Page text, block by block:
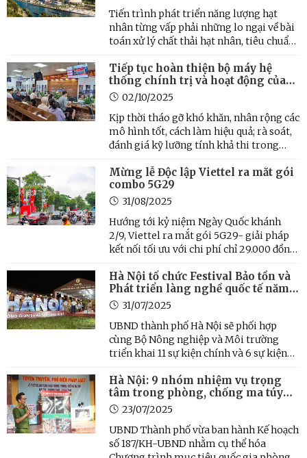
Tiến trình phát triển năng lượng hạt
nhân từng vấp phải những lo ngại về bài
toán xử lý chất thải hạt nhân, tiêu chuẩn
máy đòi hỏi nguồn vốn lớn, công nghệ
hiện đại, đầu tư dài hạn. Tuy nhiên, với sự
phát ...
Tiếp tục hoàn thiện bộ máy hệ
thống chính trị và hoạt động của
chính quyền địa phương 2 cấp
02/10/2025
Kịp thời tháo gỡ khó khăn, nhân rộng các
mô hình tốt, cách làm hiệu quả; rà soát,
đánh giá kỹ lưỡng tính khả thi trong
cấp; chi trả chế độ, chính sách đối với cán
bộ, công chức, người lao động đã có quyết
định ...
Mừng lễ Độc lập Viettel ra mắt gói
combo 5G29
31/08/2025
Hướng tới kỷ niệm Ngày Quốc khánh
2/9, Viettel ra mắt gói 5G29- giải pháp
kết nối tối ưu với chi phí chỉ 29.000 đồng,
phù hợp kinh tế, đáp ứng nhu cầu sử
dụng dữ liệu tốc độ cao trong dịp lễ.
Hà Nội tổ chức Festival Bảo tồn và
Phát triển làng nghề quốc tế năm
202531/07/2025
UBND thành phố Hà Nội sẽ phối hợp
cùng Bộ Nông nghiệp và Môi trường
triển khai 11 sự kiện chính và 6 sự kiện
làng nghề quốc tế năm 2025. Chuỗi hoạt
động dự kiến có sự tham gia của các
doanh nghiệp, làng ...
Hà Nội: 9 nhóm nhiệm vụ trọng
tâm trong phòng, chống ma túy
đến năm 2030
23/07/2025
UBND Thành phố vừa ban hành Kế hoạch
số 187/KH-UBND nhằm cụ thể hóa